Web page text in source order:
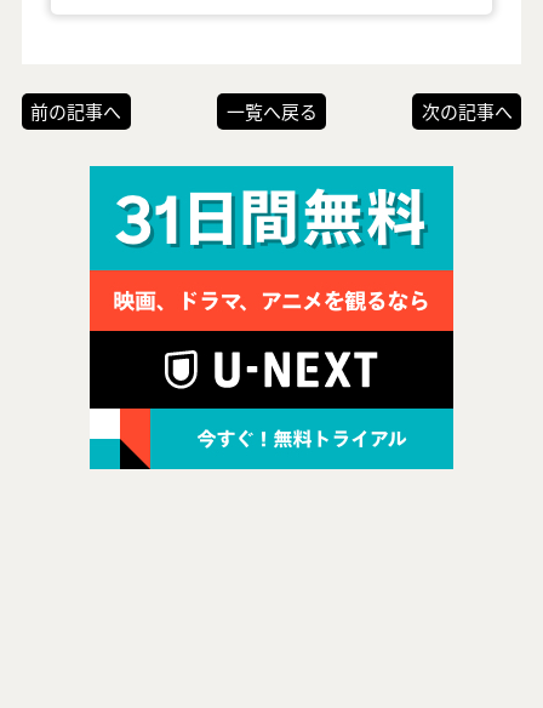
前の記事へ 一覧へ戻る 次の記事へ